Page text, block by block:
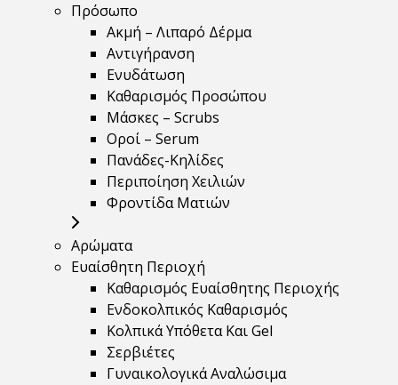
Πρόσωπο
Ακμή – Λιπαρό Δέρμα
Αντιγήρανση
Ενυδάτωση
Καθαρισμός Προσώπου
Μάσκες – Scrubs
Οροί – Serum
Πανάδες-Κηλίδες
Περιποίηση Χειλιών
Φροντίδα Ματιών
Αρώματα
Ευαίσθητη Περιοχή
Καθαρισμός Ευαίσθητης Περιοχής
Ενδοκολπικός Καθαρισμός
Κολπικά Υπόθετα Και Gel
Σερβιέτες
Γυναικολογικά Αναλώσιμα